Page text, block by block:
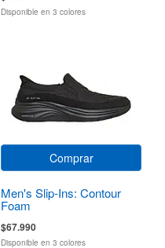
Disponible en 3 colores
Comprar
Men's Slip-Ins: Contour
Foam
$67.990
Disponible en 3 colores